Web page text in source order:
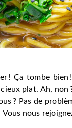
! Ça tombe
plat. Ah,
? Pas de
Vous nous